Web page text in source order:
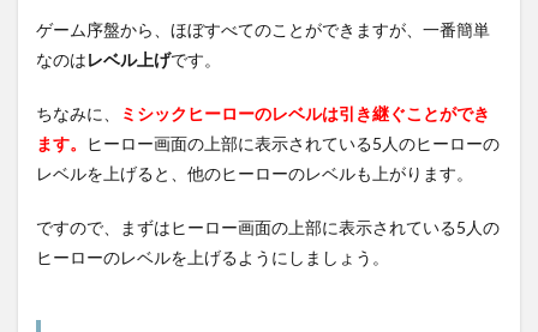
ゲーム序盤から、ほぼすべてのことができますが、一番簡単
なのはレベル上げです。
ちなみに、
ミシックヒーローのレベルは引き継ぐことができ
ます。
ヒーロー画面の上部に表示されている5人のヒーローの
レベルを上げると、他のヒーローのレベルも上がります。
ですので、まずはヒーロー画面の上部に表示されている5人の
ヒーローのレベルを上げるようにしましょう。